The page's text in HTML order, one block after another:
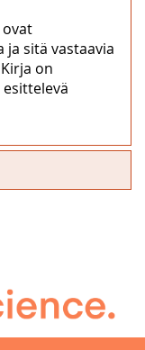
sitä vastaavia
on